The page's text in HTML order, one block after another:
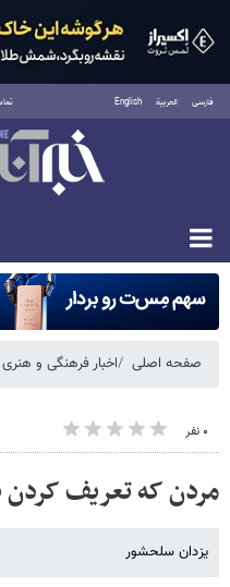
فارسی العربية English
شنبه ۱۷ مرداد ۱۴۰۵
صفحه اصلی اخبار فرهنگی و هنری
۰ نفر
مردن که تعریف کردن
یزدان سلحشور